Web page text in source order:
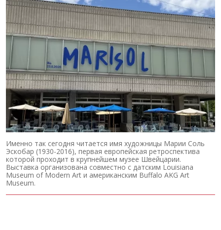
Именно так сегодня читается имя художницы Марии Соль
Эскобар (1930-2016), первая европейская ретроспектива
которой проходит в крупнейшем музее Швейцарии.
Выставка организована совместно с датским Louisiana
Museum of Modern Art и американским Buffalo AKG Art
Museum.